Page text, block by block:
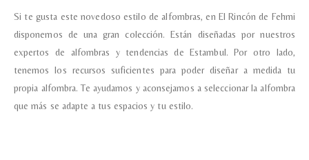
Si te gusta este novedoso estilo de alfombras, en El Rincón de Fehmi
disponemos de una gran colección. Están diseñadas por nuestros
expertos de alfombras y tendencias de Estambul. Por otro lado,
tenemos los recursos suficientes para poder diseñar a medida tu
propia alfombra. Te ayudamos y aconsejamos a seleccionar la alfombra
que más se adapte a tus espacios y tu estilo.
Correo electronico